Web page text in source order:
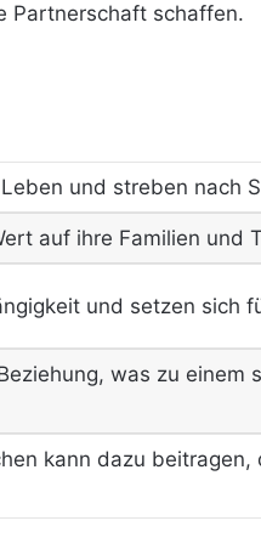
Partnerschaft schaffen.
und streben nach
auf ihre Familien und
und setzen sich
was zu einem
kann dazu beitragen,